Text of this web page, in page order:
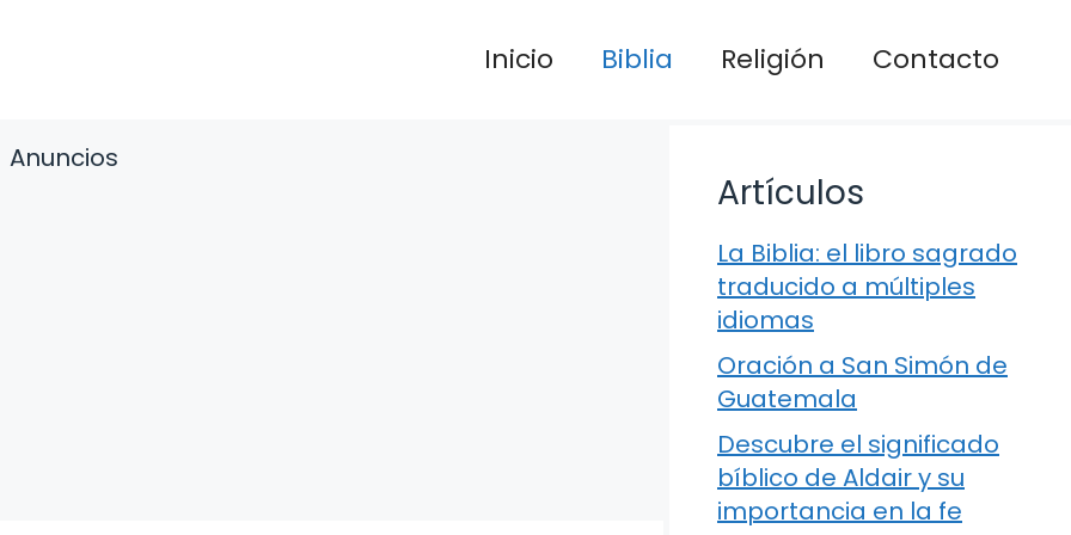
Inicio Biblia Religión Contacto
Anuncios
Artículos
La Biblia: el libro sagrado
traducido a múltiples
idiomas
Oración a San Simón de
Guatemala
Descubre el significado
bíblico de Aldair y su
importancia en la fe